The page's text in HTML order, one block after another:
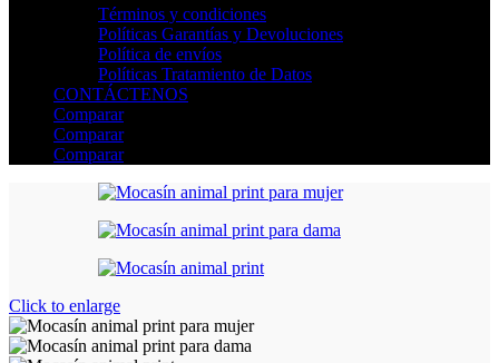
Términos y condiciones
Políticas Garantías y Devoluciones
Política de envíos
Políticas Tratamiento de Datos
CONTÁCTENOS
Comparar
Comparar
Comparar
Click to enlarge